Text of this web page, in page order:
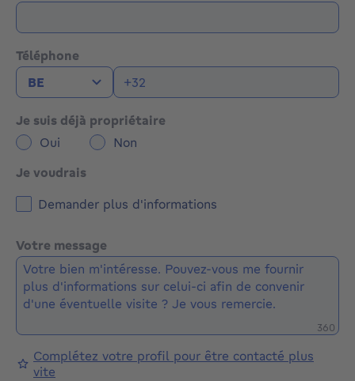
Téléphone
Je suis déjà propriétaire
Oui
Non
Je voudrais
Demander plus d'informations
Votre message
360
Complétez votre profil pour être contacté plus
vite